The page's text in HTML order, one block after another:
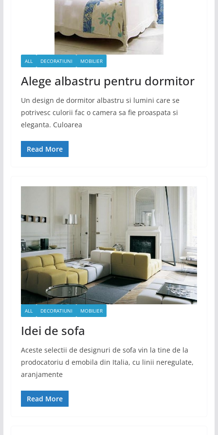
ALL DECORATIUNI MOBILIER
Alege albastru pentru dormitor
Un design de dormitor albastru si lumini care se
potrivesc culorii fac o camera sa fie proaspata si
eleganta. Culoarea
Read More
ALL DECORATIUNI MOBILIER
Idei de sofa
Aceste selectii de designuri de sofa vin la tine de la
prodocatoriu d emobila din Italia, cu linii neregulate,
aranjamente
Read More